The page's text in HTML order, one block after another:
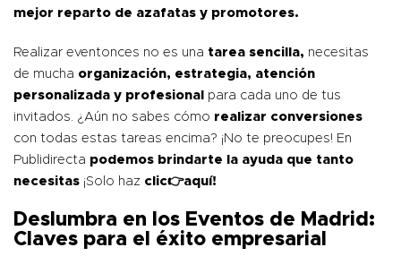
mejor reparto de azafatas y promotores.
Realizar eventonces no es una tarea sencilla, necesitas
de mucha organización, estrategia, atención
personalizada y profesional para cada uno de tus
invitados. ¿Aún no sabes cómo realizar conversiones
con todas estas tareas encima? ¡No te preocupes! En
Publidirecta podemos brindarte la ayuda que tanto
necesitas ¡Solo haz clic👉aquí!
Deslumbra en los Eventos de Madrid:
Claves para el éxito empresarial